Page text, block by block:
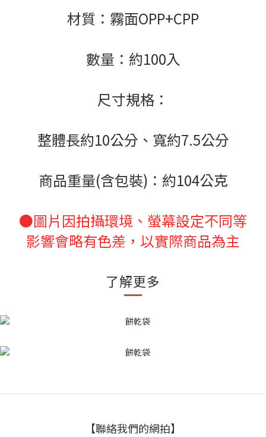
材質：霧面OPP+CPP
數量：約100入
尺寸規格：
整體長約10公分、寬約7.5公分
商品重量(含包裝)：約104公克
●圖片因拍攝環境、螢幕設定不同等
影響會略有色差，以實際商品為主
了解更多
【聯絡我們的網拍】